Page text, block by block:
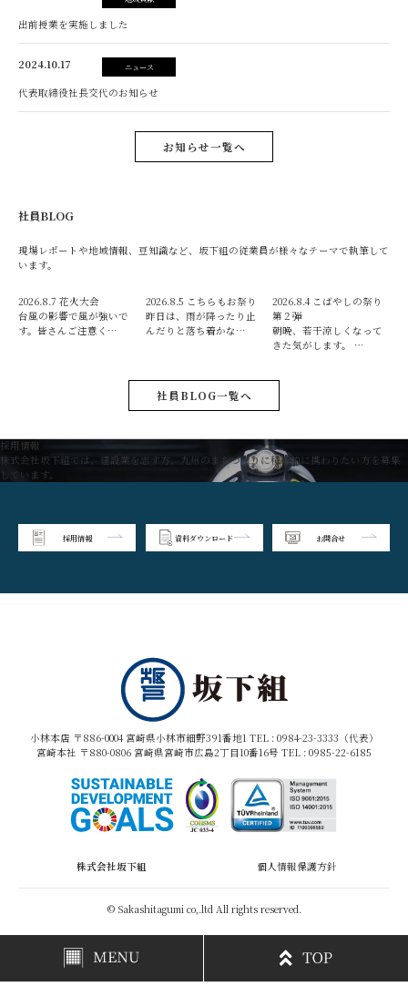
出前授業を実施しました
2024.10.17 ニュース
代表取締役社長交代のお知らせ
お知らせ一覧へ
社員BLOG
現場レポートや地域情報、豆知識など、坂下組の従業員が様々なテーマで執筆して
います。
2026.8.7 花火大会
台風の影響で風が強いで
す。皆さんご注意く…
2026.8.5 こちらもお祭り
昨日は、雨が降ったり止
んだりと落ち着かな…
2026.8.4 こばやしの祭り
第２弾
朝晩、若干涼しくなって
きた気がします。 …
社員BLOG一覧へ
採用情報
株式会社坂下組では、建設業を志す方、九州のまちづくりに積極的に携わりたい方を募集
しています。
採用情報 資料ダウンロード お問合せ
小林本店 〒886-0004 宮崎県小林市細野391番地1 TEL : 0984-23-3333（代表）
宮崎本社 〒880-0806 宮崎県宮崎市広島2丁目10番16号 TEL : 0985-22-6185
株式会社坂下組 個人情報保護方針
© Sakashitagumi co,.ltd All rights reserved.